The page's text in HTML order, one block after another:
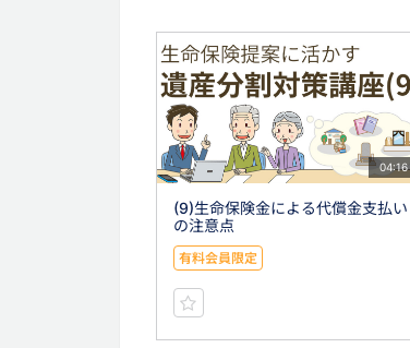
04:16
(9)生命保険金による代償金支払い
の注意点
有料会員限定